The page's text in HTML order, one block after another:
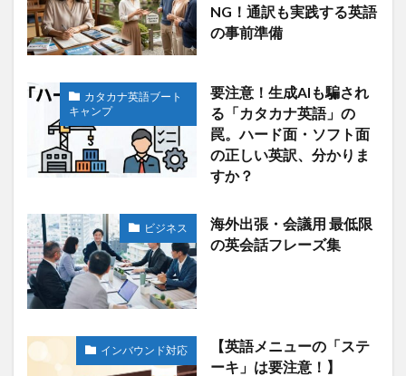
NG！通訳も実践する英語
の事前準備
カタカナ英語ブート
キャンプ
要注意！生成AIも騙され
る「カタカナ英語」の
罠。ハード面・ソフト面
の正しい英訳、分かりま
すか？
ビジネス
海外出張・会議用 最低限
の英会話フレーズ集
インバウンド対応
【英語メニューの「ステ
ーキ」は要注意！】